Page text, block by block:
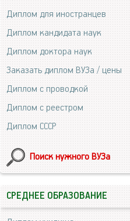
Диплом для иностранцев
Диплом кандидата наук
Диплом доктора наук
Заказать диплом ВУЗа / цены
Диплом с проводкой
Диплом с реестром
Диплом СССР
Поиск нужного ВУЗа
СРЕДНЕЕ ОБРАЗОВАНИЕ